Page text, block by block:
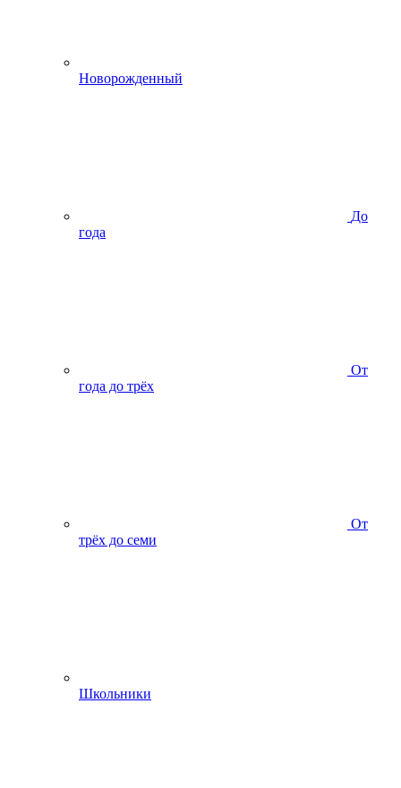
Новорожденный
До
года
От
года до трёх
От
трёх до семи
Школьники